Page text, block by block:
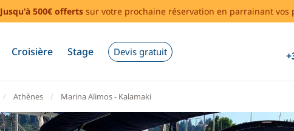
Jusqu'à 500€ offerts sur votre prochaine réservation en parrainant vos
Croisière Stage Devis gratuit
Athènes Marina Alimos - Kalamaki